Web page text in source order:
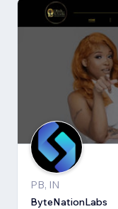
PB, IN
ByteNationLabs